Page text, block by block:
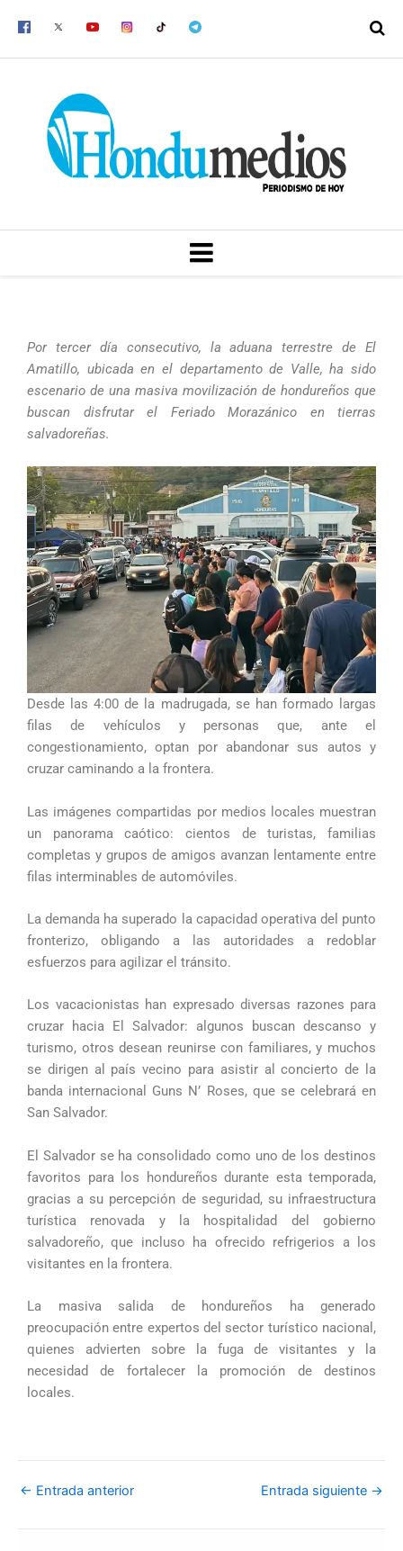
MENU
Por tercer día consecutivo, la aduana terrestre de El
Amatillo, ubicada en el departamento de Valle, ha sido
escenario de una masiva movilización de hondureños que
buscan disfrutar el Feriado Morazánico en tierras
salvadoreñas.
Desde las 4:00 de la madrugada, se han formado largas
filas de vehículos y personas que, ante el
congestionamiento, optan por abandonar sus autos y
cruzar caminando a la frontera.
Las imágenes compartidas por medios locales muestran
un panorama caótico: cientos de turistas, familias
completas y grupos de amigos avanzan lentamente entre
filas interminables de automóviles.
La demanda ha superado la capacidad operativa del punto
fronterizo, obligando a las autoridades a redoblar
esfuerzos para agilizar el tránsito.
Los vacacionistas han expresado diversas razones para
cruzar hacia El Salvador: algunos buscan descanso y
turismo, otros desean reunirse con familiares, y muchos
se dirigen al país vecino para asistir al concierto de la
banda internacional Guns N’ Roses, que se celebrará en
San Salvador.
El Salvador se ha consolidado como uno de los destinos
favoritos para los hondureños durante esta temporada,
gracias a su percepción de seguridad, su infraestructura
turística renovada y la hospitalidad del gobierno
salvadoreño, que incluso ha ofrecido refrigerios a los
visitantes en la frontera.
La masiva salida de hondureños ha generado
preocupación entre expertos del sector turístico nacional,
quienes advierten sobre la fuga de visitantes y la
necesidad de fortalecer la promoción de destinos
locales.
← Entrada anterior Entrada siguiente →